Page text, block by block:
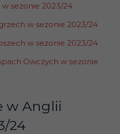
w sezonie 2023/24
w sezonie 2023/24
w sezonie 2023/24
Owczych w sezonie
w Anglii
24